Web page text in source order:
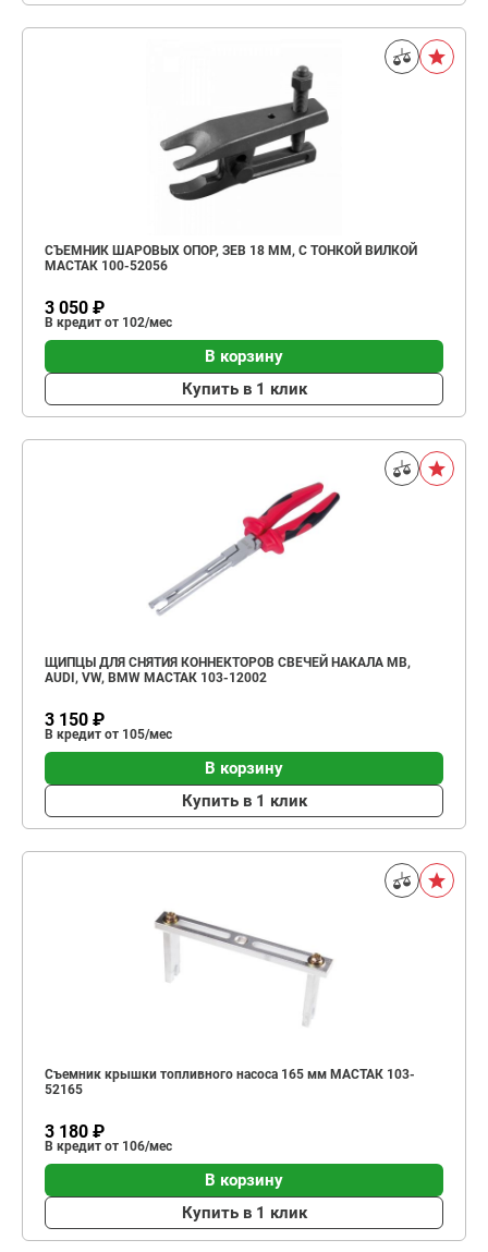
СЪЕМНИК ШАРОВЫХ ОПОР, ЗЕВ 18 ММ, С ТОНКОЙ ВИЛКОЙ
МАСТАК 100-52056
3 050 ₽
В кредит от 102/мес
В корзину
Купить в 1 клик
ЩИПЦЫ ДЛЯ СНЯТИЯ КОННЕКТОРОВ СВЕЧЕЙ НАКАЛА MB,
AUDI, VW, BMW МАСТАК 103-12002
3 150 ₽
В кредит от 105/мес
В корзину
Купить в 1 клик
Съемник крышки топливного насоса 165 мм МАСТАК 103-
52165
3 180 ₽
В кредит от 106/мес
В корзину
Купить в 1 клик